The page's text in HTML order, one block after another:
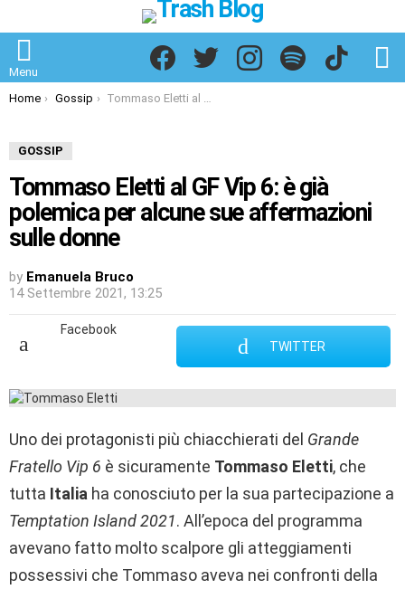
Menu
Facebook
Twitter
Instagram
Spotify
TikTok
You are here:
Home Gossip Tommaso Eletti al GF Vip 6: è già polemica per alcune sue affermazioni sulle donne
GOSSIP
Tommaso Eletti al GF Vip 6: è già
polemica per alcune sue affermazioni
sulle donne
by Emanuela Bruco
14 Settembre 2021, 13:25
Facebook
TWITTER
Uno dei protagonisti più chiacchierati del Grande
Fratello Vip 6 è sicuramente Tommaso Eletti, che
tutta Italia ha conosciuto per la sua partecipazione a
Temptation Island 2021. All’epoca del programma
avevano fatto molto scalpore gli atteggiamenti
possessivi che Tommaso aveva nei confronti della